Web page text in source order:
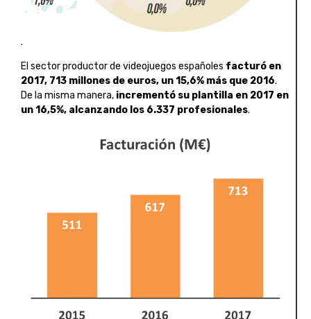
.
El sector productor de videojuegos españoles facturó en
2017, 713 millones de euros, un 15,6% más que 2016.
De la misma manera, incrementó su plantilla en 2017 en
un 16,5%, alcanzando los 6.337 profesionales.